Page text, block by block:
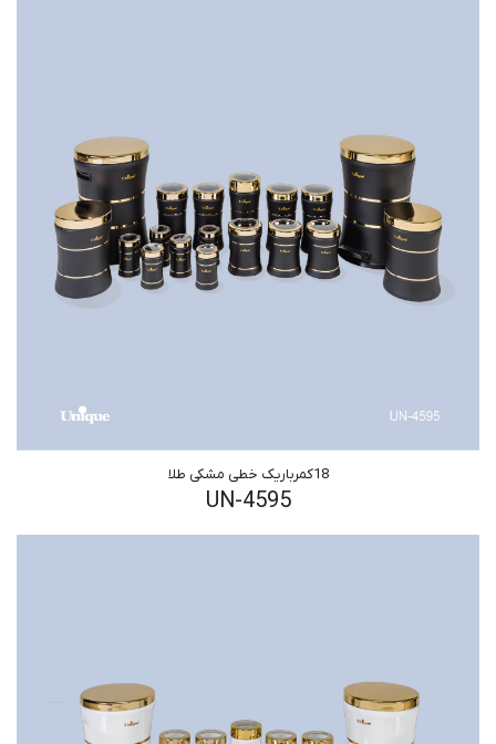
18کمرباریک خطی مشکی طلا
UN-4595